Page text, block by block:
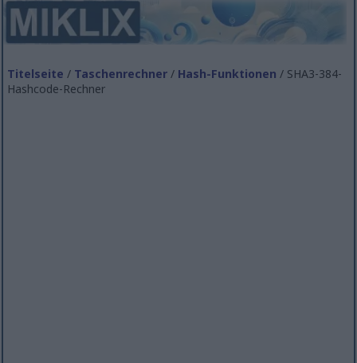
Titelseite / Taschenrechner / Hash-Funktionen / SHA3-384-
Hashcode-Rechner